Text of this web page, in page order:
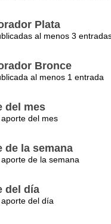
Plata
al menos 3
Bronce
al menos 1 entrada
del mes
del mes
de la semana
de la semana
del día
del día